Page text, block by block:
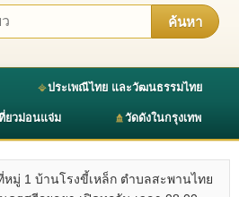
ค้นหา
ประเพณีไทย และวัฒนธรรมไทย
ที่ยวม่อนแจ่ม วัดดังในกรุงเทพ
หมู่ 1 บ้านโรงขี้เหล็ก ตำบลสะพานไทย